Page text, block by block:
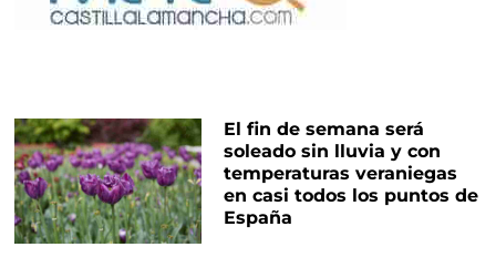
El fin de semana será
soleado sin lluvia y con
temperaturas veraniegas
en casi todos los puntos de
España